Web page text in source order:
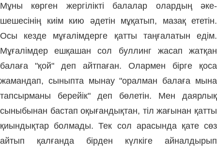
Мұны көрген жергілікті балалар олардың әке-
шешесінің киім кию әдетін мұқатып, мазақ ететін.
Осы кезде мұғалімдерге қатты таңғалатын едім.
Мұғалімдер ешқашан сол буллинг жасап жатқан
балаға "қой" деп айтпаған. Олармен бірге қоса
жамандап, сыныпта мынау "оралман балаға мына
тапсырманы берейік" деп бөлетін. Мен даярлық
сыныбынан бастап оқығандықтан, тіл жағынан қатты
қиындықтар болмады. Тек сол арасында қате сөз
айтып қалғанда бірден күлкіге айналдырып